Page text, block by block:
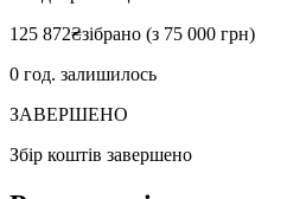
125 872₴зібрано (з 75 000 грн)
0 год. залишилось
ЗАВЕРШЕНО
Збір коштів завершено